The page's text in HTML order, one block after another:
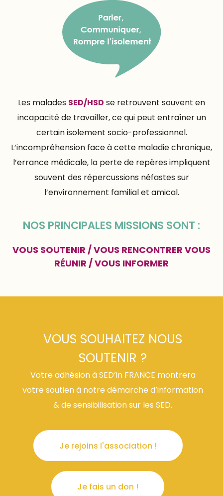
Les malades SED/HSD se retrouvent souvent en
incapacité de travailler, ce qui peut entraîner un
certain isolement socio-professionnel.
L’incompréhension face à cette maladie chronique,
l’errance médicale, la perte de repères impliquent
souvent des répercussions néfastes sur
l’environnement familial et amical.
NOS PRINCIPALES MISSIONS SONT :
VOUS SOUTENIR / VOUS RENCONTRER VOUS
RÉUNIR / VOUS INFORMER
VOUS SOUHAITEZ NOUS
SOUTENIR ?
Votre adhésion à SED’in FRANCE montrera
votre soutien à notre démarche d’information
& de sensibilisation sur les SED.
Je rejoins l'association !
Je fais un don !